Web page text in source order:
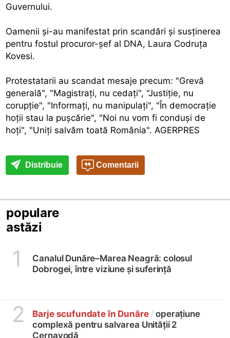
Guvernului.
Oamenii şi-au manifestat prin scandări şi susţinerea
pentru fostul procuror-şef al DNA, Laura Codruţa
Kovesi.
Protestatarii au scandat mesaje precum: "Grevă
generală", "Magistraţi, nu cedaţi", "Justiţie, nu
corupţie", "Informaţi, nu manipulaţi", "În democraţie
hoţii stau la puşcărie", "Noi nu vom fi conduşi de
hoţi", "Uniţi salvăm toată România". AGERPRES
Distribuie Comentarii
populare
astăzi
1
Canalul Dunăre–Marea Neagră: colosul
Dobrogei, între viziune și suferință
2 Barje scufundate în Dunăre / operațiune
complexă pentru salvarea Unității 2
Cernavodă